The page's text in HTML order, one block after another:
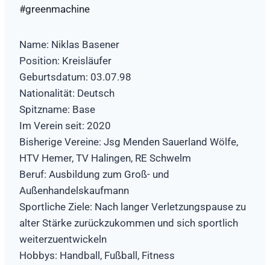
#greenmachine
Name: Niklas Basener
Position: Kreisläufer
Geburtsdatum: 03.07.98
Nationalität: Deutsch
Spitzname: Base
Im Verein seit: 2020
Bisherige Vereine: Jsg Menden Sauerland Wölfe,
HTV Hemer, TV Halingen, RE Schwelm
Beruf: Ausbildung zum Groß- und
Außenhandelskaufmann
Sportliche Ziele: Nach langer Verletzungspause zu
alter Stärke zurückzukommen und sich sportlich
weiterzuentwickeln
Hobbys: Handball, Fußball, Fitness